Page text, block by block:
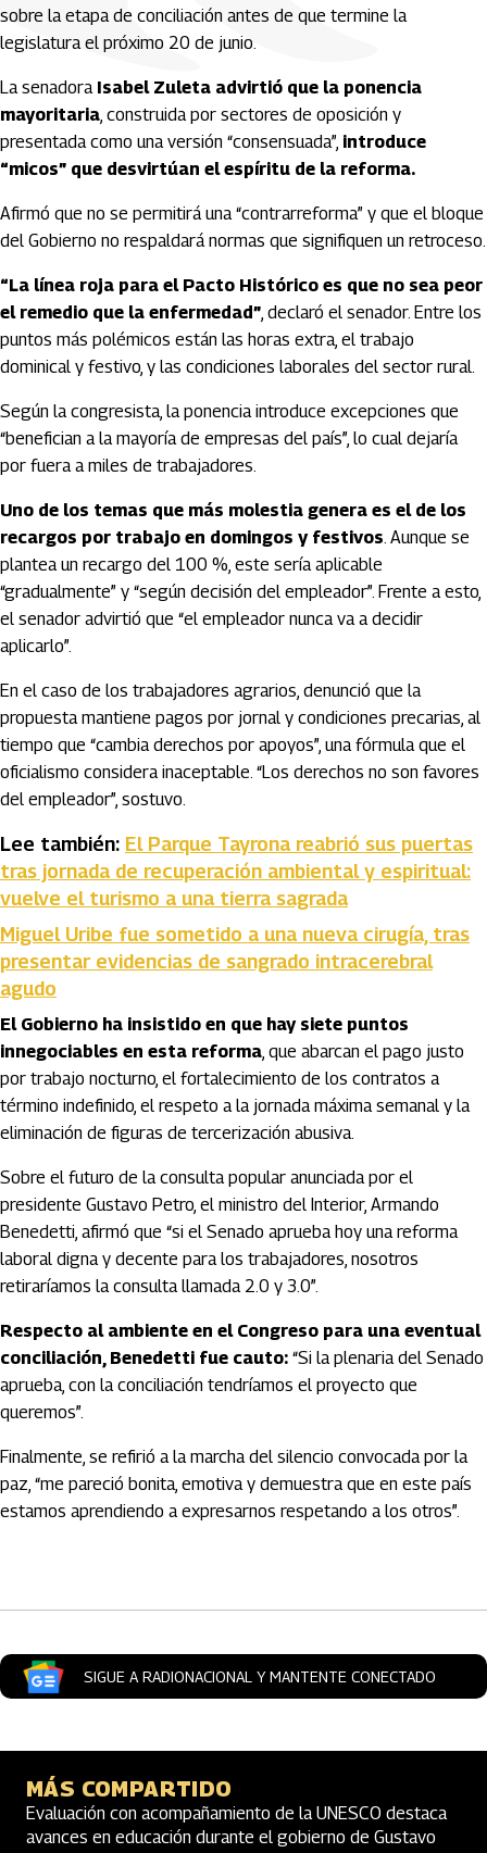
sobre la etapa de conciliación antes de que termine la
legislatura el próximo 20 de junio.
La senadora Isabel Zuleta advirtió que la ponencia
mayoritaria, construida por sectores de oposición y
presentada como una versión “consensuada”, introduce
“micos” que desvirtúan el espíritu de la reforma.
Afirmó que no se permitirá una “contrarreforma” y que el bloque
del Gobierno no respaldará normas que signifiquen un retroceso.
“La línea roja para el Pacto Histórico es que no sea peor
el remedio que la enfermedad”, declaró el senador. Entre los
puntos más polémicos están las horas extra, el trabajo
dominical y festivo, y las condiciones laborales del sector rural.
Según la congresista, la ponencia introduce excepciones que
“benefician a la mayoría de empresas del país”, lo cual dejaría
por fuera a miles de trabajadores.
Uno de los temas que más molestia genera es el de los
recargos por trabajo en domingos y festivos. Aunque se
plantea un recargo del 100 %, este sería aplicable
“gradualmente” y “según decisión del empleador”. Frente a esto,
el senador advirtió que “el empleador nunca va a decidir
aplicarlo”.
En el caso de los trabajadores agrarios, denunció que la
propuesta mantiene pagos por jornal y condiciones precarias, al
tiempo que “cambia derechos por apoyos”, una fórmula que el
oficialismo considera inaceptable. “Los derechos no son favores
del empleador”, sostuvo.
Lee también: El Parque Tayrona reabrió sus puertas
tras jornada de recuperación ambiental y espiritual:
vuelve el turismo a una tierra sagrada
Miguel Uribe fue sometido a una nueva cirugía, tras
presentar evidencias de sangrado intracerebral
agudo
El Gobierno ha insistido en que hay siete puntos
innegociables en esta reforma, que abarcan el pago justo
por trabajo nocturno, el fortalecimiento de los contratos a
término indefinido, el respeto a la jornada máxima semanal y la
eliminación de figuras de tercerización abusiva.
Sobre el futuro de la consulta popular anunciada por el
presidente Gustavo Petro, el ministro del Interior, Armando
Benedetti, afirmó que “si el Senado aprueba hoy una reforma
laboral digna y decente para los trabajadores, nosotros
retiraríamos la consulta llamada 2.0 y 3.0”.
Respecto al ambiente en el Congreso para una eventual
conciliación, Benedetti fue cauto: “Si la plenaria del Senado
aprueba, con la conciliación tendríamos el proyecto que
queremos”.
Finalmente, se refirió a la marcha del silencio convocada por la
paz, “me pareció bonita, emotiva y demuestra que en este país
estamos aprendiendo a expresarnos respetando a los otros”.
SIGUE A RADIONACIONAL Y MANTENTE CONECTADO
MÁS COMPARTIDO
Evaluación con acompañamiento de la UNESCO destaca
avances en educación durante el gobierno de Gustavo